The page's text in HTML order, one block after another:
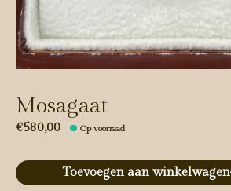
Mosagaat
€580,00 Op voorraad
Toevoegen aan winkelwagen